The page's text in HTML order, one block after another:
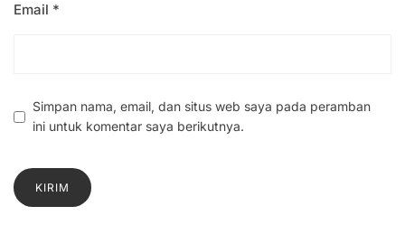
Email *
Simpan nama, email, dan situs web saya pada peramban
ini untuk komentar saya berikutnya.